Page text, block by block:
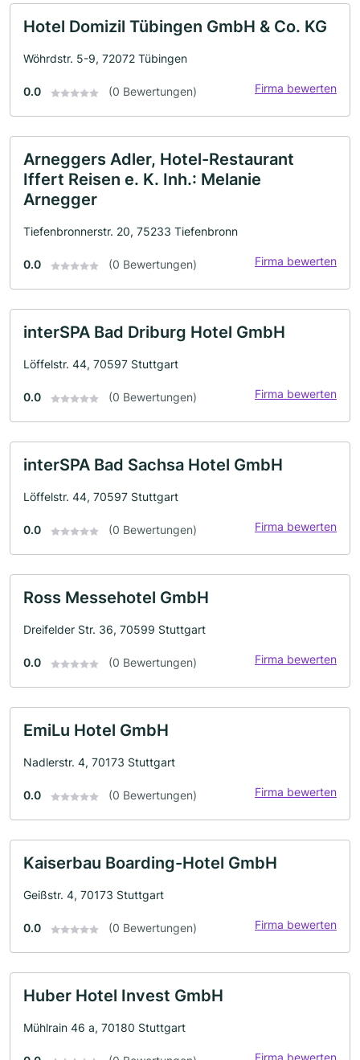
Hotel Domizil Tübingen GmbH & Co. KG
Wöhrdstr. 5-9, 72072 Tübingen
0.0 (0 Bewertungen) Firma bewerten
Arneggers Adler, Hotel-Restaurant
Iffert Reisen e. K. Inh.: Melanie
Arnegger
Tiefenbronnerstr. 20, 75233 Tiefenbronn
0.0 (0 Bewertungen) Firma bewerten
interSPA Bad Driburg Hotel GmbH
Löffelstr. 44, 70597 Stuttgart
0.0 (0 Bewertungen) Firma bewerten
interSPA Bad Sachsa Hotel GmbH
Löffelstr. 44, 70597 Stuttgart
0.0 (0 Bewertungen) Firma bewerten
Ross Messehotel GmbH
Dreifelder Str. 36, 70599 Stuttgart
0.0 (0 Bewertungen) Firma bewerten
EmiLu Hotel GmbH
Nadlerstr. 4, 70173 Stuttgart
0.0 (0 Bewertungen) Firma bewerten
Kaiserbau Boarding-Hotel GmbH
Geißstr. 4, 70173 Stuttgart
0.0 (0 Bewertungen) Firma bewerten
Huber Hotel Invest GmbH
Mühlrain 46 a, 70180 Stuttgart